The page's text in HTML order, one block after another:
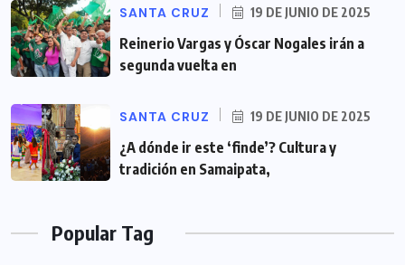
SANTA CRUZ 19 DE JUNIO DE 2025
Reinerio Vargas y Óscar Nogales irán a
segunda vuelta en
SANTA CRUZ 19 DE JUNIO DE 2025
¿A dónde ir este ‘finde’? Cultura y
tradición en Samaipata,
Popular Tag